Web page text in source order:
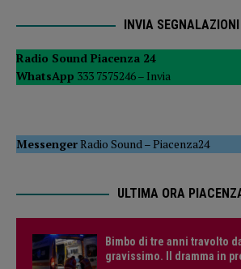
INVIA SEGNALAZIONI
Radio Sound Piacenza 24
WhatsApp 333 7575246 – Invia
MessengerRadio Sound –Piacenza24
ULTIMA ORA
Bimbo di tre anni travolto
gravissimo. Il dramma in